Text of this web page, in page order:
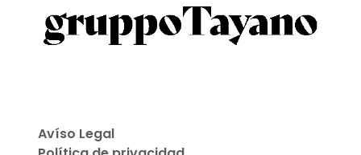
Avíso Legal